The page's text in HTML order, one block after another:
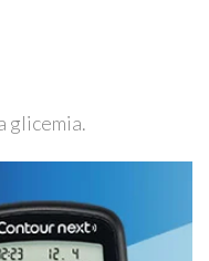
glicemia.